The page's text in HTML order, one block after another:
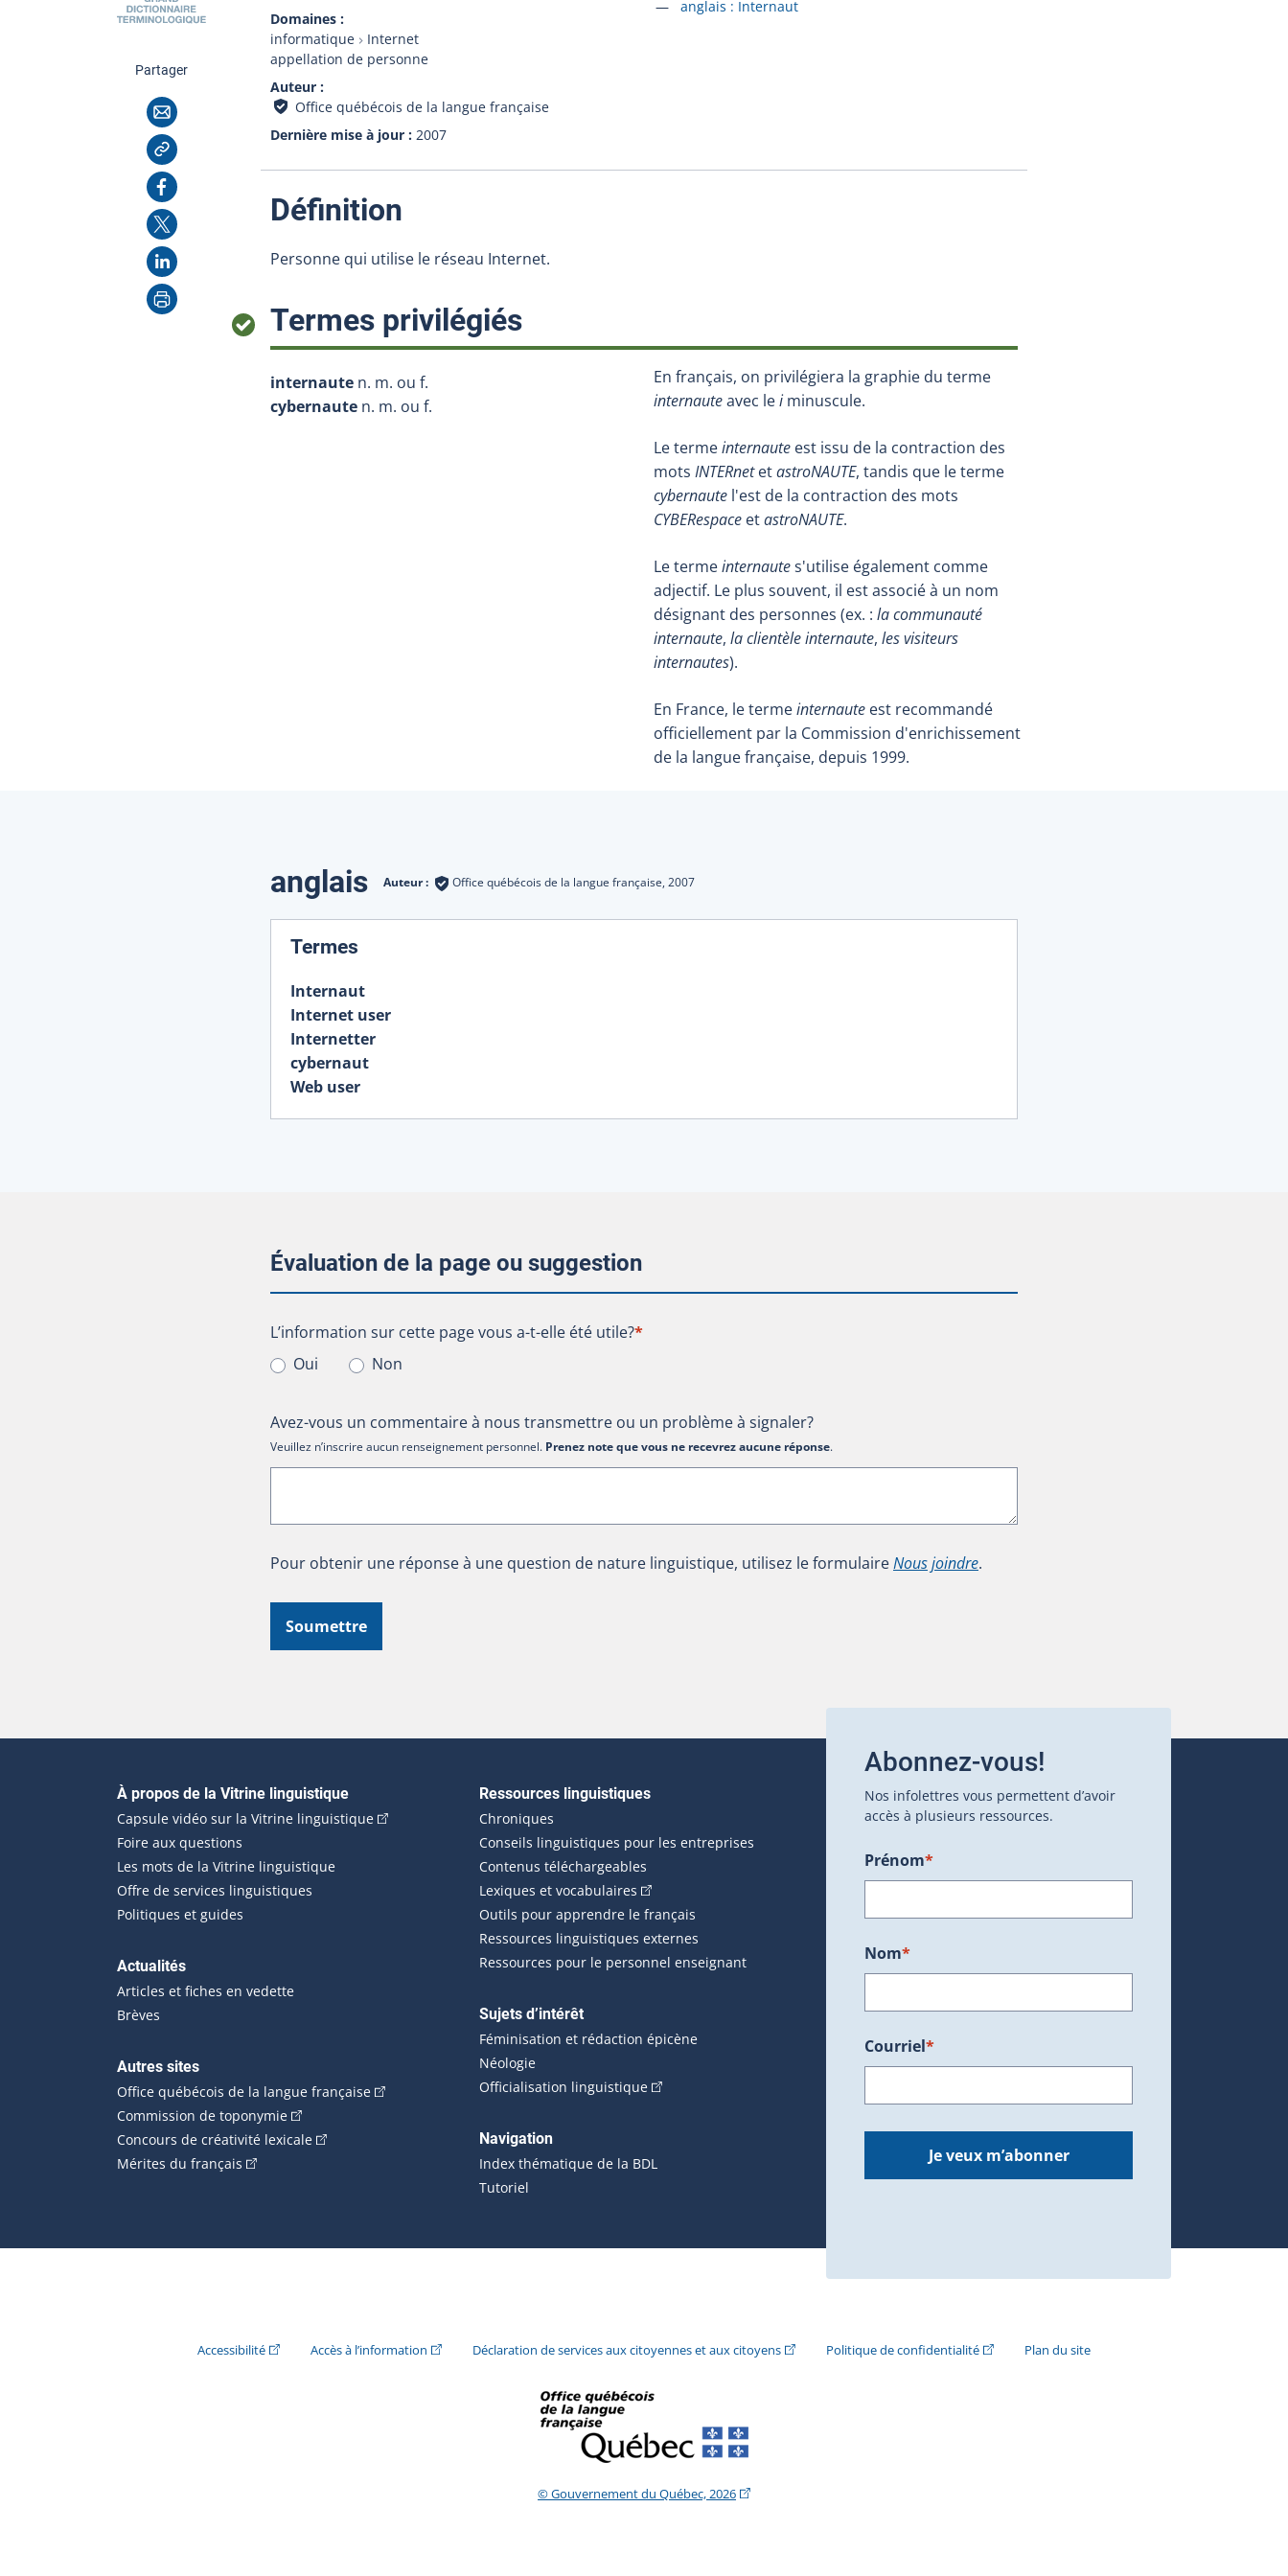
Domaines
informatique
Internet
appellation de personne
Auteur
Office québécois de la langue française
Dernière mise à jour
2007
Accéder à la fiche en
anglais : Internaut
Partagercette page
Courriel
Copier l'adresse
Facebook
X
LinkedIn
Imprimer
Définition
Personne qui utilise le réseau Internet.
Termes privilégiés:
internaute n. m. ou f.
cybernaute n. m. ou f.
En français, on privilégiera la graphie du terme
internauteavec lei minuscule.
Le termeinternaute est issu de la contraction des
mots INTERnetetastroNAUTE, tandis que le terme
cybernaute l'est de la contraction des mots
CYBERespace etastroNAUTE.
Le termeinternautes'utilise également comme
adjectif. Le plus souvent, il est associé à un nom
désignant des personnes (ex. : la communauté
internaute, la clientèle internaute, les visiteurs
internautes).
En France, le termeinternaute est recommandé
officiellement par la Commission d'enrichissement
de la langue française, depuis 1999.
Traductions
anglais Auteur : Office québécois de la langue française, 2007
Termes
Internaut
Internet user
Internetter
cybernaut
Web user
Évaluation de la page ou suggestion
L’information sur cette page vous a-t-elle été utile?
L’information sur cette page vous a-t-elle été utile?*
Oui
Non
Avez-vous un commentaire à nous transmettre ou un problème à signaler?
Veuillez n’inscrire aucun renseignement personnel. Prenez note que vous ne recevrez aucune réponse.
Pour obtenir une réponse à une question de nature linguistique, utilisez le formulaireNous joindre.
Soumettre
Navigation principale
À propos de la Vitrine linguistique
Capsule vidéo sur la Vitrine linguistique(Cet hyperlien externe s'ouvrira dans une nouvelle fenêtre.)
Foire aux questions
Les mots de la Vitrine linguistique
Offre de services linguistiques
Politiques et guides
Actualités
Articles et fiches en vedette
Brèves
Autres sites
Office québécois de la langue française(Cet hyperlien externe s'ouvrira dans une nouvelle fenêtre.)
Commission de toponymie(Cet hyperlien externe s'ouvrira dans une nouvelle fenêtre.)
Concours de créativité lexicale(Cet hyperlien externe s'ouvrira dans une nouvelle fenêtre.)
Mérites du français (Cet hyperlien externe s'ouvrira dans une nouvelle fenêtre.)
Ressources linguistiques
Chroniques
Conseils linguistiques pour les entreprises
Contenus téléchargeables
Lexiques et vocabulaires (Cet hyperlien externe s'ouvrira dans une nouvelle fenêtre.)
Outils pour apprendre le français
Ressources linguistiques externes
Ressources pour le personnel enseignant
Sujets d’intérêt
Féminisation et rédaction épicène
Néologie
Officialisation linguistique(Cet hyperlien externe s'ouvrira dans une nouvelle fenêtre.)
Navigation
Index thématique de la BDL
Tutoriel
Abonnez-vous!
Nos infolettres vous permettent d’avoir
accès à plusieurs ressources.
Prénom*
Nom*
Courriel*
Je veux m’abonner
Accessibilité(Cet hyperlien externe s'ouvrira dans une nouvelle fenêtre.)
Accès à l’information (Cet hyperlien externe s'ouvrira dans une nouvelle fenêtre.)
Déclaration de services aux citoyennes et aux citoyens(Cet hyperlien externe s'ouvrira dans une nouvelle fenêtre.)
Politique de confidentialité(Cet hyperlien externe s'ouvrira dans une nouvelle
Plan du site
© Gouvernement du Québec, 2026(Cet hyperlien externe s'ouvrira dans une nouvelle fenêtre.)